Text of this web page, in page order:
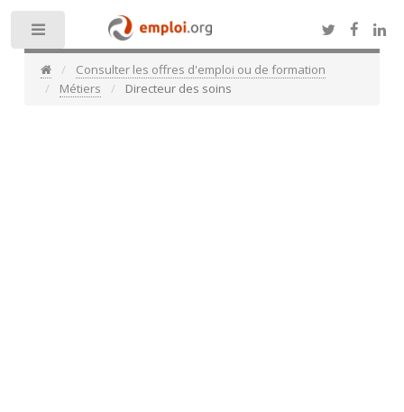
Consulter les offres d'emploi ou de formation
Métiers
Directeur des soins
Toggle